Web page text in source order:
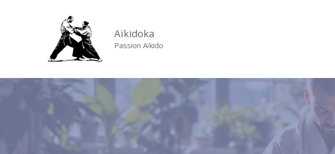
Aïkidoka
Passion Aïkido